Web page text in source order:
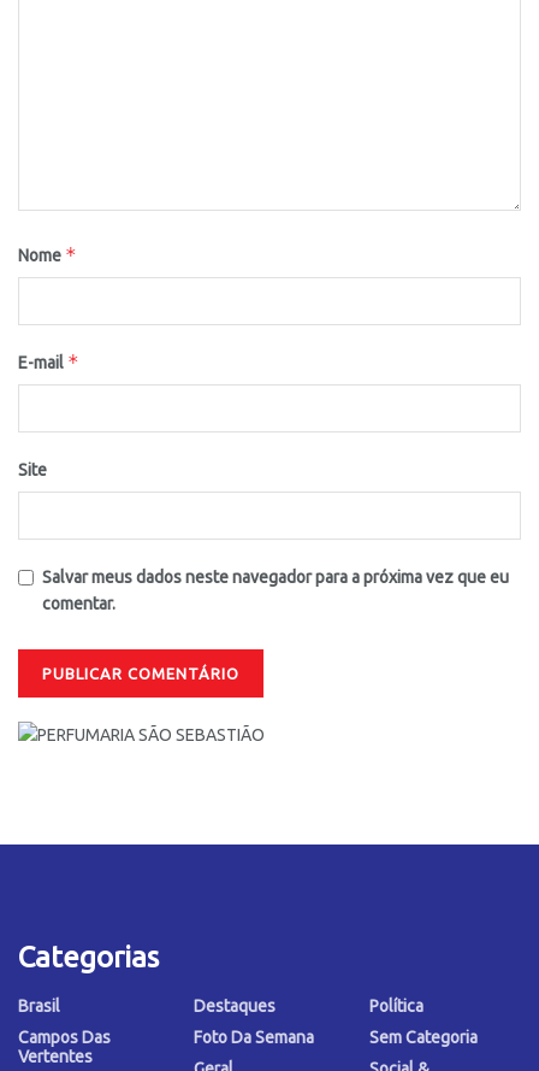
Nome *
E-mail *
Site
Salvar meus dados neste navegador para a próxima vez que eu
comentar.
Categorias
Brasil
Campos Das
Vertentes
Destaques
Foto Da Semana
Política
Sem Categoria